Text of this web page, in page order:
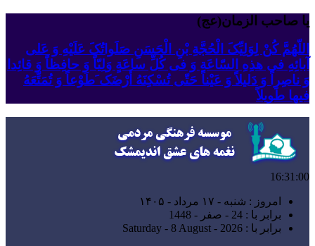
یا صاحب الزمان(عج)
اللّهُمَّ کُنْ لِوَلِیِّکَ الْحُجَّةِ بْنِ الْحَسَنِ صَلَواتُکَ عَلَیْهِ وَ عَلى
آبائِهِ فی هذِهِ السّاعَةِ وَ فی کُلِّ ساعَةٍ وَلِیّاً وَ حافِظاً وَ قائِدا
‏وَ ناصِراً وَ دَلیلاً وَ عَیْناً حَتّى تُسْکِنَهُ أَرْضَک َطَوْعاً وَ تُمَتِّعَهُ
فیها طَویلاً
16:31:01
امروز : شنبه - ۱۷ مرداد - ۱۴۰۵
برابر با : 24 - صفر - 1448
برابر با : Saturday - 8 August - 2026